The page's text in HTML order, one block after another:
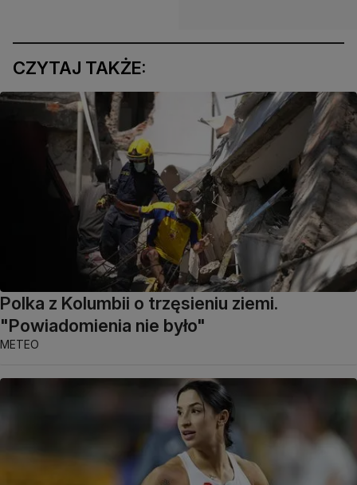
CZYTAJ TAKŻE:
Polka z Kolumbii o trzęsieniu ziemi.
"Powiadomienia nie było"
METEO